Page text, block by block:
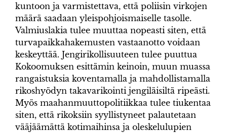
kuntoon ja varmistettava, että poliisin virkojen
määrä saadaan yleispohjoismaiselle tasolle.
Valmiuslakia tulee muuttaa nopeasti siten, että
turvapaikkahakemusten vastaanotto voidaan
keskeyttää. Jengirikollisuuteen tulee puuttua
Kokoomuksen esittämin keinoin, muun muassa
rangaistuksia koventamalla ja mahdollistamalla
rikoshyödyn takavarikointi jengiläisiltä ripeästi.
Myös maahanmuuttopolitiikkaa tulee tiukentaa
siten, että rikoksiin syyllistyneet palautetaan
vääjäämättä kotimaihinsa ja oleskelulupien